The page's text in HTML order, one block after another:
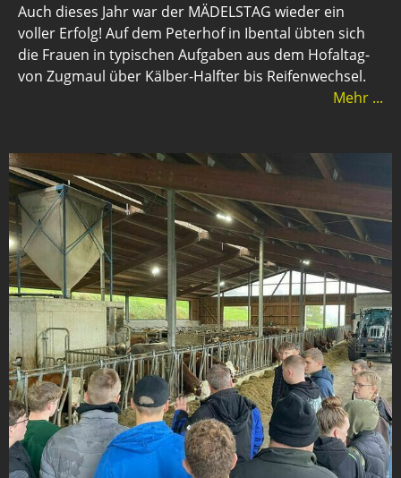
Auch dieses Jahr war der MÄDELSTAG wieder ein
voller Erfolg! Auf dem Peterhof in Ibental übten sich
die Frauen in typischen Aufgaben aus dem Hofaltag-
von Zugmaul über Kälber-Halfter bis Reifenwechsel.
Mehr ...